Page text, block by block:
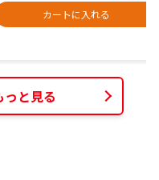
カートに入れる
と見る